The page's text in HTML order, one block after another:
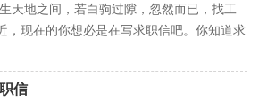
天地之间，若白驹过隙，忽然而已，找工
，现在的你想必是在写求职信吧。你知道求
小编收集整理的设计专业求职信...
信